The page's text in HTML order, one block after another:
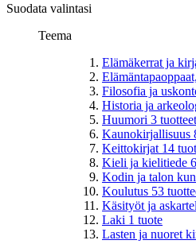
Suodata valintasi
Teema
Elämäkerrat ja
Filosofia ja
Historia ja
Huumori 3 tuotteet
Kaunokirjallisuus
Keittokirjat 14
Kieli ja kielitiede 6
Kodin ja talon
Koulutus 53
Käsityöt ja
Laki 1 tuote
Lasten ja nuoret